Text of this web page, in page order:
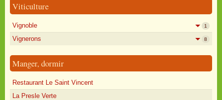
Viticulture
Vignoble 1
Vignerons 8
Manger, dormir
Restaurant Le Saint Vincent
La Presle Verte